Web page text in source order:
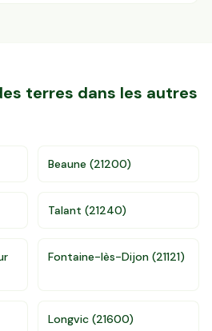
terres dans les autres
Beaune (21200)
Talant (21240)
Fontaine-lès-Dijon (21121)
Longvic (21600)